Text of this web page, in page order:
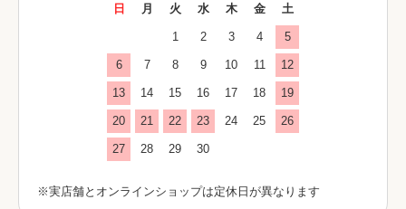
日 月 火 水 木 金 土
1 2 3 4 5
6 7 8 9 10 11 12
13 14 15 16 17 18 19
20 21 22 23 24 25 26
27 28 29 30
※実店舗とオンラインショップは定休日が異なります